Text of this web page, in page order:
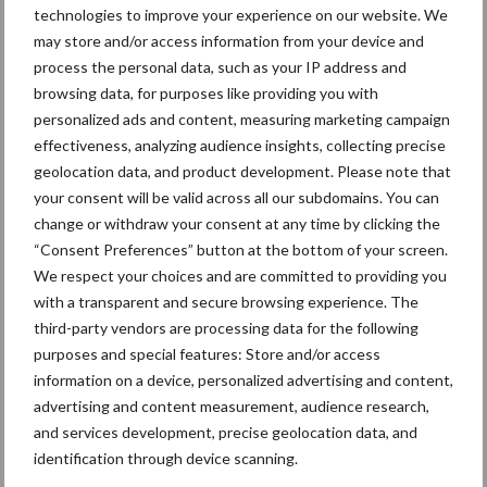
technologies to improve your experience on our website. We
may store and/or access information from your device and
process the personal data, such as your IP address and
browsing data, for purposes like providing you with
personalized ads and content, measuring marketing campaign
effectiveness, analyzing audience insights, collecting precise
geolocation data, and product development. Please note that
your consent will be valid across all our subdomains. You can
change or withdraw your consent at any time by clicking the
“Consent Preferences” button at the bottom of your screen.
We respect your choices and are committed to providing you
with a transparent and secure browsing experience. The
third-party vendors are processing data for the following
purposes and special features: Store and/or access
information on a device, personalized advertising and content,
advertising and content measurement, audience research,
and services development, precise geolocation data, and
identification through device scanning.
6 nieuwe KWS-rassen op de
Aanbevelende Rassenlijst
maïs 2018
Van onze partner KWS
De nieuwste
proefveldresultaten
bevestigen: nieuwe
maïsrassen zijn vroeger en
beter
Themapagina's
Diergezondheid Bemesting Fokkerij